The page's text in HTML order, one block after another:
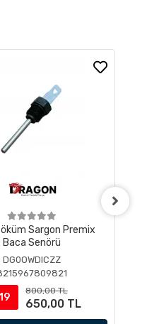
Sargon Premix
Baca Senörü
DG0OWDICZZ
800,00 TL
650,00 TL